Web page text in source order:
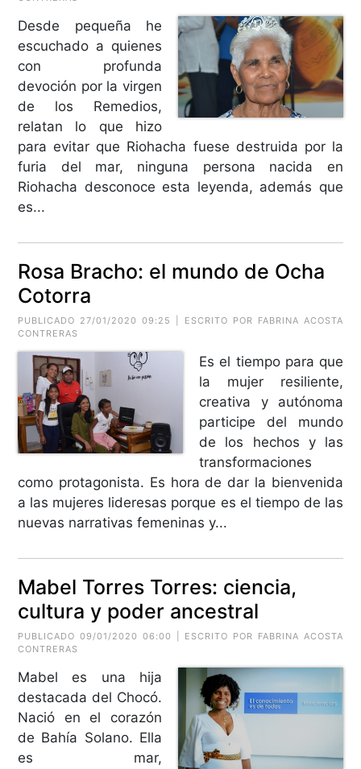
Desde pequeña he
escuchado a quienes
con profunda
devoción por la virgen
de los Remedios,
relatan lo que hizo
para evitar que Riohacha fuese destruida por la
furia del mar, ninguna persona nacida en
Riohacha desconoce esta leyenda, además que
es...
Rosa Bracho: el mundo de Ocha
Cotorra
PUBLICADO 27/01/2020 09:25 | ESCRITO POR FABRINA ACOSTA
CONTRERAS
Es el tiempo para que
la mujer resiliente,
creativa y autónoma
participe del mundo
de los hechos y las
transformaciones
como protagonista. Es hora de dar la bienvenida
a las mujeres lideresas porque es el tiempo de las
nuevas narrativas femeninas y...
Mabel Torres Torres: ciencia,
cultura y poder ancestral
PUBLICADO 09/01/2020 06:00 | ESCRITO POR FABRINA ACOSTA
CONTRERAS
Mabel es una hija
destacada del Chocó.
Nació en el corazón
de Bahía Solano. Ella
es mar,